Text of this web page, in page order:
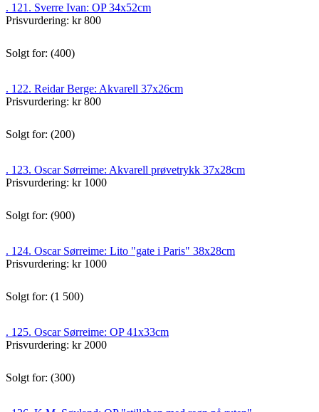
. 121. Sverre Ivan: OP 34x52cm
Prisvurdering: kr 800
Solgt for: (400)
. 122. Reidar Berge: Akvarell 37x26cm
Prisvurdering: kr 800
Solgt for: (200)
. 123. Oscar Sørreime: Akvarell prøvetrykk 37x28cm
Prisvurdering: kr 1000
Solgt for: (900)
. 124. Oscar Sørreime: Lito "gate i Paris" 38x28cm
Prisvurdering: kr 1000
Solgt for: (1 500)
. 125. Oscar Sørreime: OP 41x33cm
Prisvurdering: kr 2000
Solgt for: (300)